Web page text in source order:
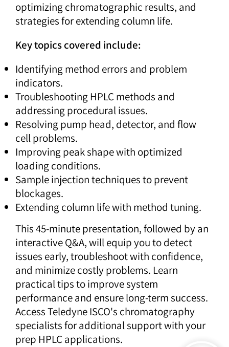
optimizing chromatographic results, and
strategies for extending column life.
Key topics covered include:
Identifying method errors and problem
indicators.
Troubleshooting HPLC methods and
addressing procedural issues.
Resolving pump head, detector, and flow
cell problems.
Improving peak shape with optimized
loading conditions.
Sample injection techniques to prevent
blockages.
Extending column life with method tuning.
This 45-minute presentation, followed by an
interactive Q&A, will equip you to detect
issues early, troubleshoot with confidence,
and minimize costly problems. Learn
practical tips to improve system
performance and ensure long-term success.
Access Teledyne ISCO's chromatography
specialists for additional support with your
prep HPLC applications.